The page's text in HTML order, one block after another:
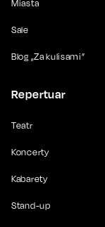
Miasta
Sale
Blog „Za kulisami”
Repertuar
Teatr
Koncerty
Kabarety
Stand-up